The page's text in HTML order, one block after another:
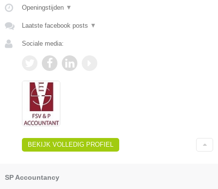
Openingstijden ▼
Laatste facebook posts ▼
Sociale media:
BEKIJK VOLLEDIG PROFIEL
SP Accountancy